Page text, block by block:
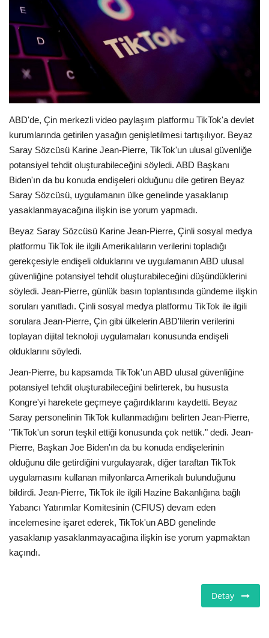
E-Devlet Sistemleri
Enerji
Tubitak
Teknoloji Kurumu
Teknoloji
Yazılım Dilleri
Makaleler
Programlar
Yazılımlar
Bilgiler
Veritabanı
ABD'de, Çin merkezli video paylaşım platformu TikTok'a devlet
kurumlarında getirilen yasağın genişletilmesi tartışılıyor. Beyaz
Saray Sözcüsü Karine Jean-Pierre, TikTok'un ulusal güvenliğe
potansiyel tehdit oluşturabileceğini söyledi. ABD Başkanı
Biden'ın da bu konuda endişeleri olduğunu dile getiren Beyaz
Saray Sözcüsü, uygulamanın ülke genelinde yasaklanıp
yasaklanmayacağına ilişkin ise yorum yapmadı.
Beyaz Saray Sözcüsü Karine Jean-Pierre, Çinli sosyal medya
platformu TikTok ile ilgili Amerikalıların verilerini topladığı
gerekçesiyle endişeli olduklarını ve uygulamanın ABD ulusal
güvenliğine potansiyel tehdit oluşturabileceğini düşündüklerini
söyledi. Jean-Pierre, günlük basın toplantısında gündeme ilişkin
soruları yanıtladı. Çinli sosyal medya platformu TikTok ile ilgili
sorulara Jean-Pierre, Çin gibi ülkelerin ABD'lilerin verilerini
toplayan dijital teknoloji uygulamaları konusunda endişeli
olduklarını söyledi.
Jean-Pierre, bu kapsamda TikTok'un ABD ulusal güvenliğine
potansiyel tehdit oluşturabileceğini belirterek, bu hususta
Kongre'yi harekete geçmeye çağırdıklarını kaydetti. Beyaz
Saray personelinin TikTok kullanmadığını belirten Jean-Pierre,
"TikTok'un sorun teşkil ettiği konusunda çok nettik." dedi. Jean-
Pierre, Başkan Joe Biden'ın da bu konuda endişelerinin
olduğunu dile getirdiğini vurgulayarak, diğer taraftan TikTok
uygulamasını kullanan milyonlarca Amerikalı bulunduğunu
bildirdi. Jean-Pierre, TikTok ile ilgili Hazine Bakanlığına bağlı
Yabancı Yatırımlar Komitesinin (CFIUS) devam eden
incelemesine işaret ederek, TikTok'un ABD genelinde
yasaklanıp yasaklanmayacağına ilişkin ise yorum yapmaktan
kaçındı.
Detay